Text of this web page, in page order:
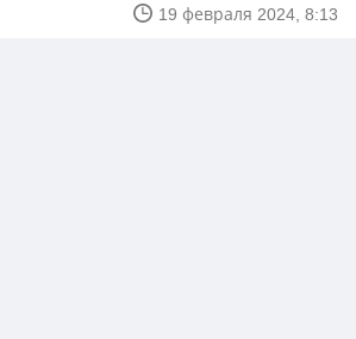
19 февраля 2024, 8:13